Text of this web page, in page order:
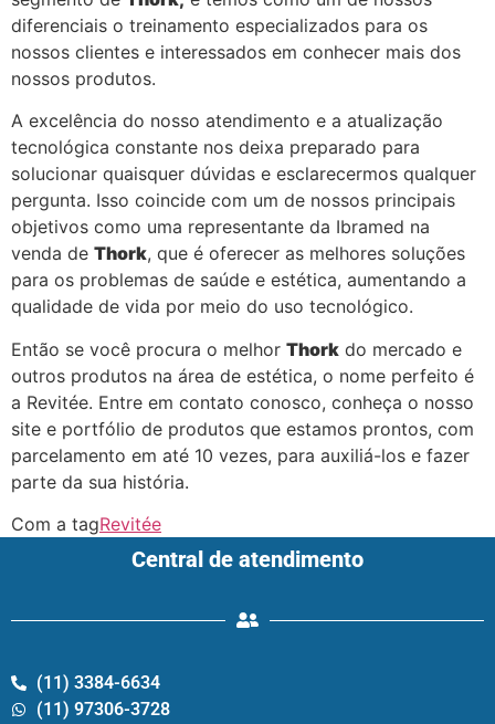
diferenciais o treinamento especializados para os
nossos clientes e interessados em conhecer mais dos
nossos produtos.
A excelência do nosso atendimento e a atualização
tecnológica constante nos deixa preparado para
solucionar quaisquer dúvidas e esclarecermos qualquer
pergunta. Isso coincide com um de nossos principais
objetivos como uma representante da Ibramed na
venda de Thork, que é oferecer as melhores soluções
para os problemas de saúde e estética, aumentando a
qualidade de vida por meio do uso tecnológico.
Então se você procura o melhor Thork do mercado e
outros produtos na área de estética, o nome perfeito é
a Revitée. Entre em contato conosco, conheça o nosso
site e portfólio de produtos que estamos prontos, com
parcelamento em até 10 vezes, para auxiliá-los e fazer
parte da sua história.
Com a tagRevitée
Central de atendimento
(11) 3384-6634
(11) 97306-3728